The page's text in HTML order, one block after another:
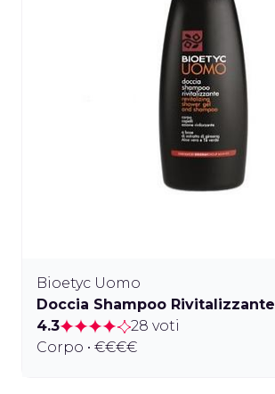
Bioetyc Uomo
Doccia Shampoo Rivitalizzante
4.3
28 voti
Corpo • €€€€